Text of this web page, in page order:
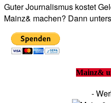
Guter Journalismus kostet
Mainz& machen? Dann
Mainz&
-